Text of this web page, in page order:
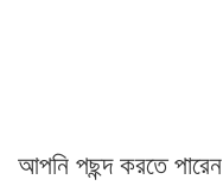
আপনি পছন্দ করতে পারেন